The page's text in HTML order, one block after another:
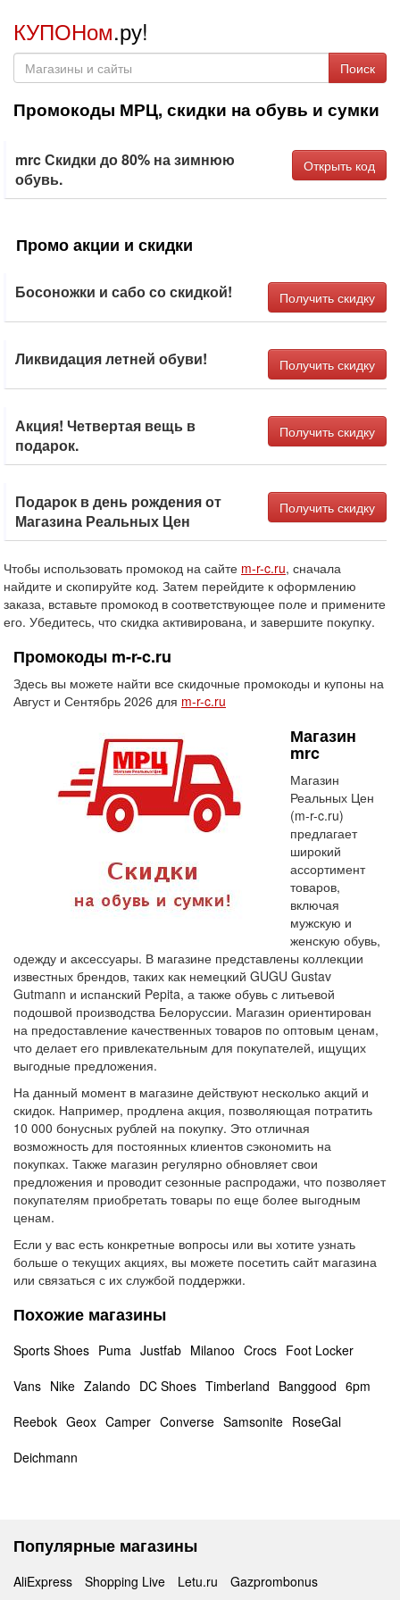
КУПОНом.ру!
Поиск
Промокоды МРЦ, скидки на обувь и сумки
mrc Скидки до 80% на зимнюю
обувь.
Открыть код
Промо акции и скидки
Босоножки и сабо со скидкой! Получить скидку
Ликвидация летней обуви! Получить скидку
Акция! Четвертая вещь в
подарок.
Получить скидку
Подарок в день рождения от
Магазина Реальных Цен
Получить скидку
Чтобы использовать промокод на сайте m-r-c.ru, сначала
найдите и скопируйте код. Затем перейдите к оформлению
заказа, вставьте промокод в соответствующее поле и примените
его. Убедитесь, что скидка активирована, и завершите покупку.
Промокоды m-r-c.ru
Здесь вы можете найти все скидочные промокоды и купоны на
Август и Сентябрь 2026 для m-r-c.ru
Магазин
mrc
Магазин
Реальных Цен
(m-r-c.ru)
предлагает
широкий
ассортимент
товаров,
включая
мужскую и
женскую обувь,
одежду и аксессуары. В магазине представлены коллекции
известных брендов, таких как немецкий GUGU Gustav
Gutmann и испанский Pepita, а также обувь с литьевой
подошвой производства Белоруссии. Магазин ориентирован
на предоставление качественных товаров по оптовым ценам,
что делает его привлекательным для покупателей, ищущих
выгодные предложения.
На данный момент в магазине действуют несколько акций и
скидок. Например, продлена акция, позволяющая потратить
10 000 бонусных рублей на покупку. Это отличная
возможность для постоянных клиентов сэкономить на
покупках. Также магазин регулярно обновляет свои
предложения и проводит сезонные распродажи, что позволяет
покупателям приобретать товары по еще более выгодным
ценам.
Если у вас есть конкретные вопросы или вы хотите узнать
больше о текущих акциях, вы можете посетить сайт магазина
или связаться с их службой поддержки.
Похожие магазины
Sports Shoes Puma Justfab Milanoo Crocs Foot Locker
Vans Nike Zalando DC Shoes Timberland Banggood 6pm
Reebok Geox Camper Converse Samsonite RoseGal
Deichmann
Популярные магазины
AliExpress Shopping Live Letu.ru Gazprombonus